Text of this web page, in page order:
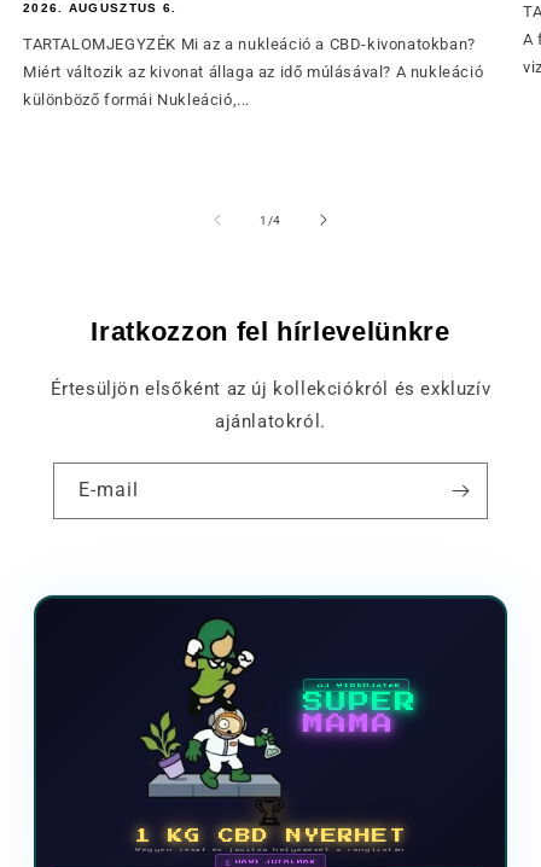
2026. AUGUSZTUS 6.
TARTALOMJEGYZÉK Mi az a nukleáció a CBD-kivonatokban?
Miért változik az kivonat állaga az idő múlásával? A nukleáció
különböző formái Nukleáció,...
A
1 /of
4
Iratkozzon fel hírlevelünkre
Értesüljön elsőként az új kollekciókról és exkluzív
ajánlatokról.
E-mail
ÚJ VIDEOJÁTÉK
SUPER
MAMA
🏆
1 KG CBD NYERHET
Vegyen részt és javítsa helyezését a ranglistán
🗓 HAVI JUTALMAK